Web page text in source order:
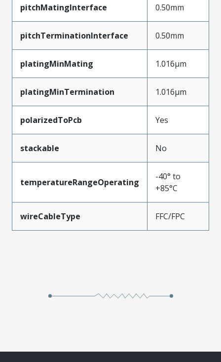
pitchMatingInterface 0.50mm
pitchTerminationInterface 0.50mm
platingMinMating 1.016µm
platingMinTermination 1.016µm
polarizedToPcb Yes
stackable No
temperatureRangeOperating
-40° to
+85°C
wireCableType FFC/FPC